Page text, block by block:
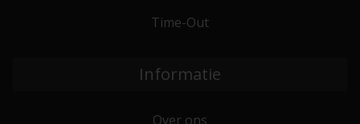
Time-Out
Informatie
Over ons